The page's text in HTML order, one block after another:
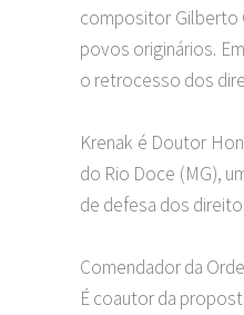
compositor Gilberto
povos originários.
o retrocesso dos
Krenak é Doutor
do Rio Doce (MG),
de defesa dos
Comendador da
É coautor da